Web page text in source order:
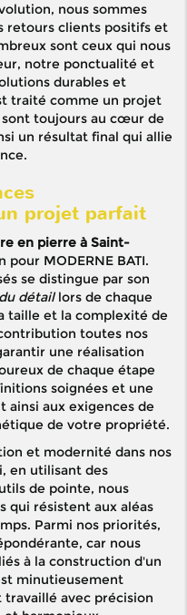
nous sommes
retours clients positifs et
sont ceux qui nous
notre ponctualité et
durables et
traité comme un projet
toujours au cœur de
un résultat final qui allie
projet parfait
en pierre à Saint-
MODERNE BATI.
se distingue par son
détaillors de chaque
taille et la complexité de
toutes nos
une réalisation
de chaque étape
soignées et une
ainsi aux exigences de
de votre propriété.
et modernité dans nos
en utilisant des
de pointe, nous
qui résistent aux aléas
Parmi nos priorités,
car nous
à la construction d'un
minutieusement
avec précision